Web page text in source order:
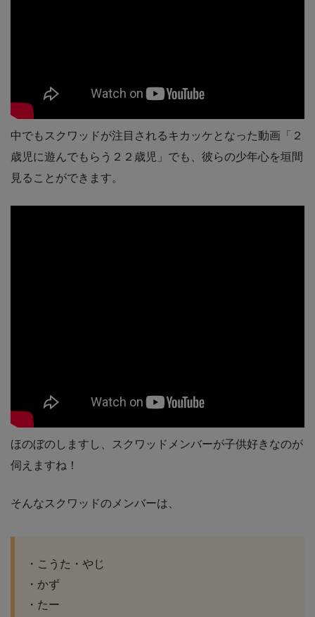
中でもスクワッドが注目されるキカッケとなった動画「２
歳児に遊んでもらう２２歳児」でも、彼らの少年心を垣間
見ることができます。
ほのぼのしますし、スクワッドメンバーが子供好きなのが
伺えますね！
そんなスクワッドのメンバーは、
・こうた・やじ
・かず
・たー